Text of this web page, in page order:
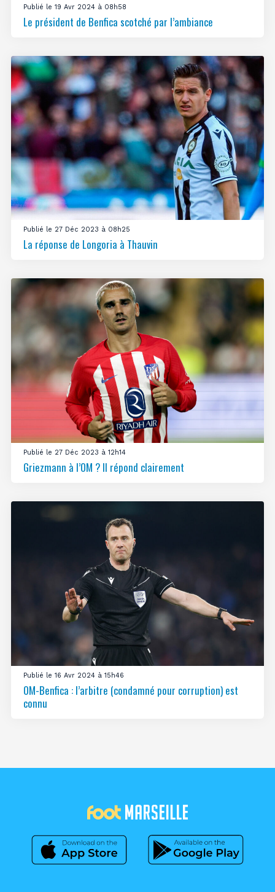
Publié le 19 Avr 2024 à 08h58
Le président de Benfica scotché par l’ambiance
Publié le 27 Déc 2023 à 08h25
La réponse de Longoria à Thauvin
Publié le 27 Déc 2023 à 12h14
Griezmann à l’OM ? Il répond clairement
Publié le 16 Avr 2024 à 15h46
OM-Benfica : l’arbitre (condamné pour corruption) est
connu